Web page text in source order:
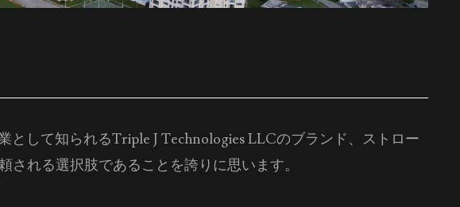
して知られるTriple J Technologies LLCのブランド、ストロー
れる選択肢であることを誇りに思います。